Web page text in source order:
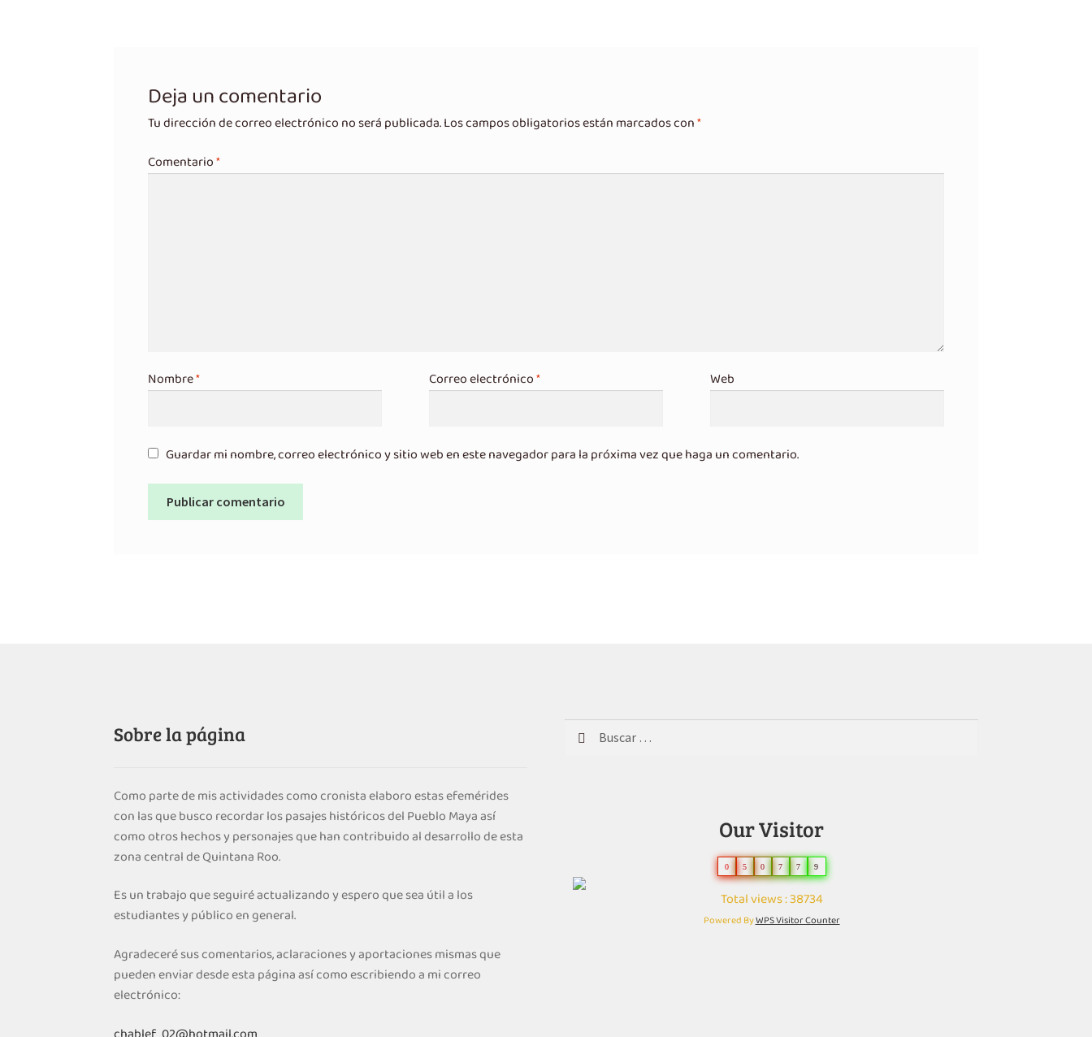
Deja un comentario
Tu dirección de correo electrónico no será publicada.Los campos obligatorios están marcados con*
Comentario*
Nombre* Correo electrónico* Web
Guardar mi nombre, correo electrónico y sitio web en este navegador para la próxima vez que haga un comentario.
Sobre la página
Como parte de mis actividades como cronista elaboro estas efemérides
con las que busco recordar los pasajes históricos del Pueblo Maya así
como otros hechos y personajes que han contribuido al desarrollo de esta
zona central de Quintana Roo.
Es un trabajo que seguiré actualizando y espero que sea útil a los
estudiantes y público en general.
Agradeceré sus comentarios, aclaraciones y aportaciones mismas que
pueden enviar desde esta página así como escribiendo a mi correo
electrónico:
Buscar:
Our Visitor
0 5 0 7 7 9
Total views : 38734
Powered ByWPS Visitor Counter